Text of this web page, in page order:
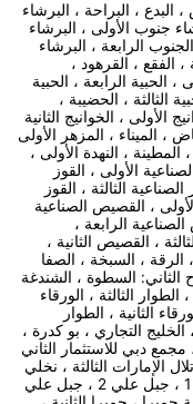
، البدع ، البراحة ، البرشاء
جنوب الأولى ، البرشاء
الرابعة ، البرشاء
الفقع ، القرهود ،
، الحبية الرابعة ، الحبية
الثالثة ، الحضيبة ،
الأولى ، الخوانيج الثانية
، الميناء ، المزهر الأولى
، النهدة الأولى ،
الأولى ، القوز
الثالثة ، القوز
، القصيص الصناعية
الرابعة ،
، القصيص الثانية ،
الرقة ، السبخة ، الصفا
الثاني: السطوة ، الشندغة
الثالثة ، الورقاء
الثانية ، الطوار
الخليج التجاري ، بو كدرة ،
دبي للاستثمار الثاني
الإمارات الثالثة ، نخلي
، حتا ، هور العنز ، هور العنز شرق ، جبل علي 1 ، جبل علي 2 ، جبل علي